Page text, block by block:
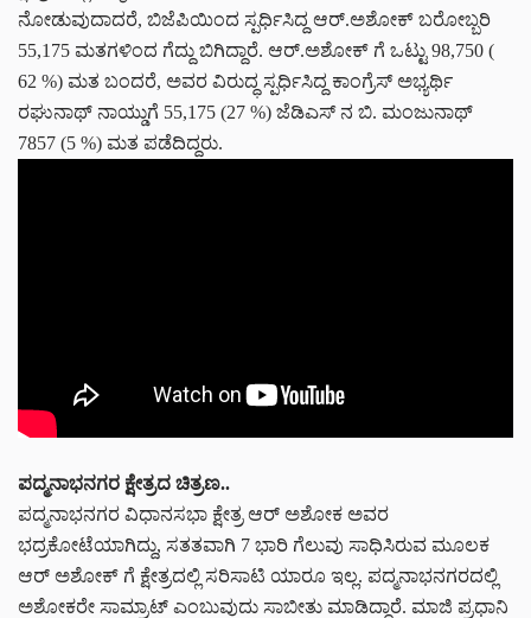
ನೋಡುವುದಾದರೆ, ಬಿಜೆಪಿಯಿಂದ ಸ್ಪರ್ಧಿಸಿದ್ದ ಆರ್.ಅಶೋಕ್ ಬರೋಬ್ಬರಿ
55,175 ಮತಗಳಿಂದ ಗೆದ್ದು ಬಿಗಿದ್ದಾರೆ. ಆರ್.ಅಶೋಕ್ ಗೆ ಒಟ್ಟು 98,750 (
62 %) ಮತ ಬಂದರೆ, ಅವರ ವಿರುದ್ಧ ಸ್ಪರ್ಧಿಸಿದ್ದ ಕಾಂಗ್ರೆಸ್ ಅಭ್ಯರ್ಥಿ
ರಘುನಾಥ್ ನಾಯ್ಡುಗೆ 55,175 (27 %) ಜೆಡಿಎಸ್ ನ ಬಿ. ಮಂಜುನಾಥ್
7857 (5 %) ಮತ ಪಡೆದಿದ್ದರು.
ಪದ್ಮನಾಭನಗರ ಕ್ಷೇತ್ರದ ಚಿತ್ರಣ..
ಪದ್ಮನಾಭನಗರ ವಿಧಾನಸಭಾ ಕ್ಷೇತ್ರ ಆರ್ ಅಶೋಕ ಅವರ
ಭದ್ರಕೋಟೆಯಾಗಿದ್ದು, ಸತತವಾಗಿ 7 ಭಾರಿ ಗೆಲುವು ಸಾಧಿಸಿರುವ ಮೂಲಕ
ಆರ್ ಅಶೋಕ್ ಗೆ ಕ್ಷೇತ್ರದಲ್ಲಿ ಸರಿಸಾಟಿ ಯಾರೂ ಇಲ್ಲ. ಪದ್ಮನಾಭನಗರದಲ್ಲಿ
ಅಶೋಕರೇ ಸಾಮ್ರಾಟ್ ಎಂಬುವುದು ಸಾಬೀತು ಮಾಡಿದ್ದಾರೆ. ಮಾಜಿ ಪ್ರಧಾನಿ